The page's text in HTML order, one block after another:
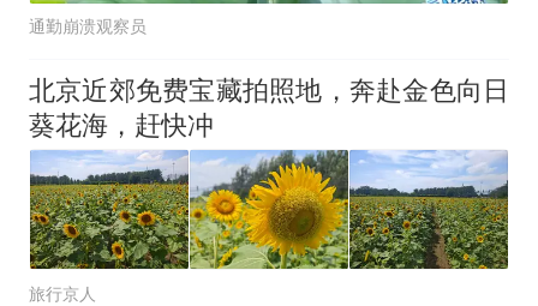
通勤崩溃观察员
北京近郊免费宝藏拍照地，奔赴金色向日
葵花海，赶快冲
旅行京人